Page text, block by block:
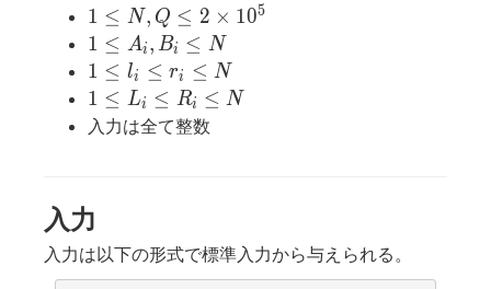
1\leq
N,Q\leq
2\times
10^5
1 ≤ N, Q ≤ 2 × 105
1\leq
A_i,B_i\leq
N
1 ≤ Ai , Bi ≤ N
1\leq
l_i
\leq
1 ≤ li ≤ ri ≤ N
1\leq
L_i
1 ≤ Li ≤ Ri ≤ N
入力は全て整数
入力
入力は以下の形式で標準入力から与えられる。